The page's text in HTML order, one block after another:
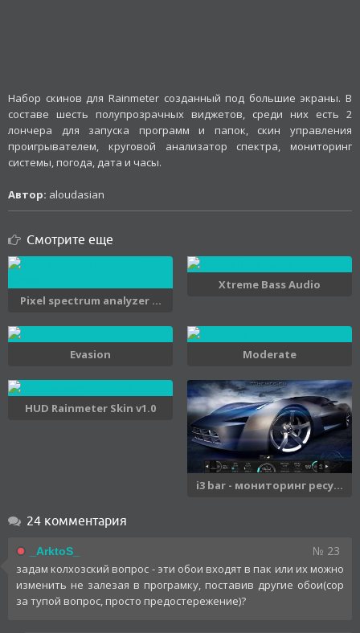
Набор скинов для Rainmeter созданный под большие экраны. В
составе шесть полупрозрачных виджетов, среди них есть 2
лончера для запуска программ и папок, скин управления
проигрывателем, круговой анализатор спектра, мониторинг
системы, погода, дата и часы.
Автор: aloudasian
Смотрите еще
Pixel spectrum analyzer ...
Xtreme Bass Audio
Evasion Moderate
HUD Rainmeter Skin v1.0
i3 bar - мониторинг ресу...
24 комментария
_ArktoS_ № 23
задам колхозский вопрос - эти обои входят в пак или их можно
изменить не залезая в програмку, поставив другие обои(сор
за тупой вопрос, просто предостережение)?